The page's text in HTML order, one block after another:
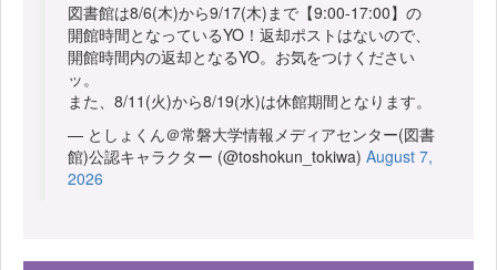
図書館は8/6(木)から9/17(木)まで【9:00-17:00】の
開館時間となっているYO！返却ポストはないので、
開館時間内の返却となるYO。お気をつけください
ッ。
また、8/11(火)から8/19(水)は休館期間となります。
— としょくん＠常磐大学情報メディアセンター(図書
館)公認キャラクター (@toshokun_tokiwa) August 7,
2026